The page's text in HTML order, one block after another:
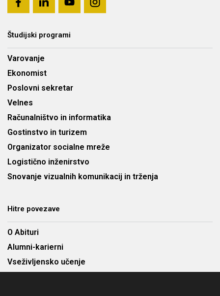
Študijski programi
Varovanje
Ekonomist
Poslovni sekretar
Velnes
Računalništvo in informatika
Gostinstvo in turizem
Organizator socialne mreže
Logistično inženirstvo
Snovanje vizualnih komunikacij in trženja
Hitre povezave
O Abituri
Alumni-karierni
Vseživljensko učenje